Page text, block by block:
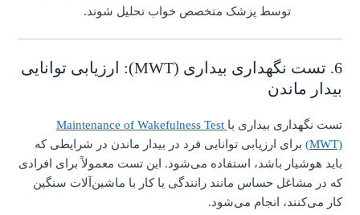
توسط پزشک متخصص خواب تحلیل شوند.
6. تست نگهداری بیداری (MWT): ارزیابی توانایی
بیدار ماندن
تست نگهداری بیداری یا Maintenance of Wakefulness Test
(MWT)برای ارزیابی توانایی فرد در بیدار ماندن در شرایطی که
باید هوشیار باشد، استفاده می‌شود. این تست معمولاً برای افرادی
که در مشاغل حساس مانند رانندگی یا کار با ماشین‌آلات سنگین
کار می‌کنند، انجام می‌شود.